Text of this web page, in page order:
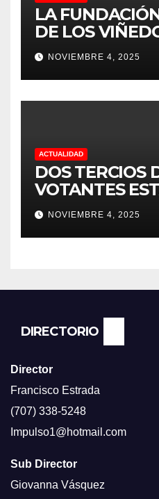
LA
DE LOS
SONOMA
CUATRO “
MES” POR SU
DEDICACIÓN
NOVIEMBRE 4, 2025
ACTUALIDAD
DOS TERCIOS
VOTANTES
FRUSTRADOS
PORQUE EL
CADA DIA
NEWS.
NOVIEMBRE 4, 2025
DIRECTORIO
Director
Francisco Estrada
(707) 338-5248
Impulso1@hotmail.com
Sub Director
Giovanna Vásquez